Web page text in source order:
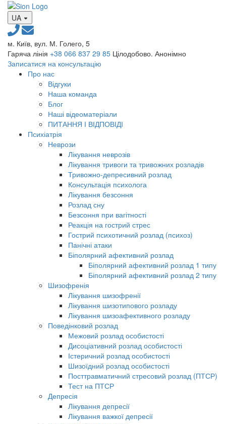
UA
м. Київ, вул. М. Голего, 5
Гаряча лінія +38 066 837 29 85 Цілодобово. Анонімно
Записатися на консультацію
Про нас
Відгуки
Наша команда
Блог
Наші відеоматеріали
ПИТАННЯ І ВІДПОВІДІ
Психіатрія
Неврози
Лікування неврозів
Лікування тривоги та тривожних розладів
Тривожно-депресивний розлад
Консультація психолога
Лікування безсоння
Розлад сну
Безсоння при вагітності
Реакція на гострий стрес
Гострий психотичний розлад (психоз)
Панічні атаки
Біполярний афективний розлад
Біполярний афективний розлад 1 типу
Біполярний афективний розлад 2 типу
Шизофренія
Лікування шизофренії
Лікування шизотипового розладу
Лікування шизоафективного розладу
Поведінковий розлад
Межовий розлад особистості
Дисоціативний розлад особистості
Істеричний розлад особистості
Шизоїдний розлад особистості
Посттравматичний стресовий розлад (ПТСР)
Тест на ПТСР
Депресія
Лікування депресії
Лікування важкої депресії